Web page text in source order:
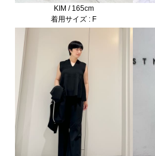
KIM / 165cm
着用サイズ : F